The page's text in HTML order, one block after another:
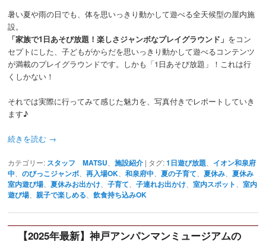
暑い夏や雨の日でも、体を思いっきり動かして遊べる全天候型の屋内施
設。
「家族で1日あそび放題！楽しさジャンボなプレイグラウンド」 をコン
セプトにした、子どもがからだを思いっきり動かして遊べるコンテンツ
が満載のプレイグラウンドです。しかも「1日あそび放題」！これは行
くしかない！
それでは実際に行ってみて感じた魅力を、写真付きでレポートしていき
ます♪
続きを読む →
カテゴリー: スタッフ MATSU 、施設紹介 | タグ: 1日遊び放題
イオン和泉府
中 、のびっこジャンボ 、再入場OK 、和泉府中 、夏の子育て 、夏休み 、夏休み
室内遊び場 、夏休みお出かけ 、子育て 、子連れお出かけ 、室内スポット 、室内
遊び場 、親子で楽しめる 、飲食持ち込みOK
【2025年最新】神戸アンパンマンミュージアムの